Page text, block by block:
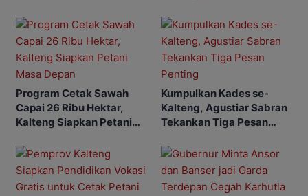
Program Cetak Sawah
Capai 26 Ribu Hektar,
Kalteng Siapkan Petani
Kumpulkan Kades se-
Kalteng, Agustiar Sabran
Tekankan Tiga Pesan